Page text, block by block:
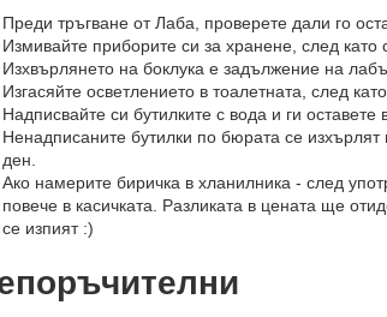
Преди тръгване от Лаба, проверете дали го
Измивайте приборите си за хранене, след като
Изхвърлянето на боклука е задължение на
Изгасяйте осветлението в тоалетната, след
Надписвайте си бутилките с вода и ги оставете
Ненадписаните бутилки по бюрата се
ден.
Ако намерите биричка в хланилника - след
повече в касичката. Разликата в цената ще
се изпият :)